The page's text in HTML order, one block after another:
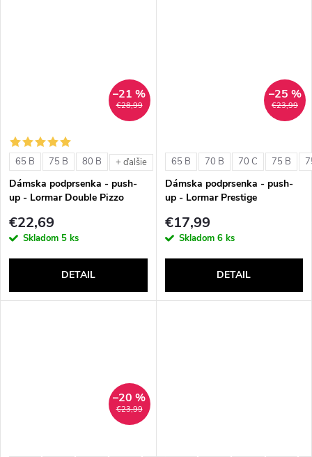
€28,99
–21 %
65 B 75 B 80 B + ďalšie
Dámska podprsenka - push-
up - Lormar Double Pizzo
€22,69
Skladom 5 ks
DETAIL
€23,99
–25 %
65 B 70 B 70 C 75 B
Dámska podprsenka - push-
up - Lormar Prestige
€17,99
Skladom 6 ks
DETAIL
€23,99
–20 %